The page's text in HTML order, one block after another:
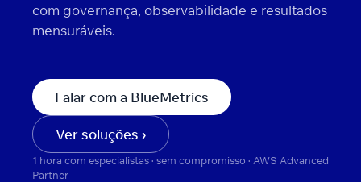
com governança, observabilidade e resultados
mensuráveis.
Falar com a BlueMetrics
Ver soluções ›
1 hora com especialistas · sem compromisso · AWS Advanced
Partner